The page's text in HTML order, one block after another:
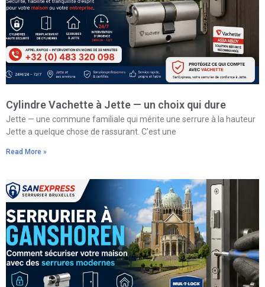
Cylindre Vachette à Jette — un choix qui dure
Jette — une commune familiale qui mérite une serrure à la hauteur
Jette a quelque chose de rassurant. C’est une
Read More »